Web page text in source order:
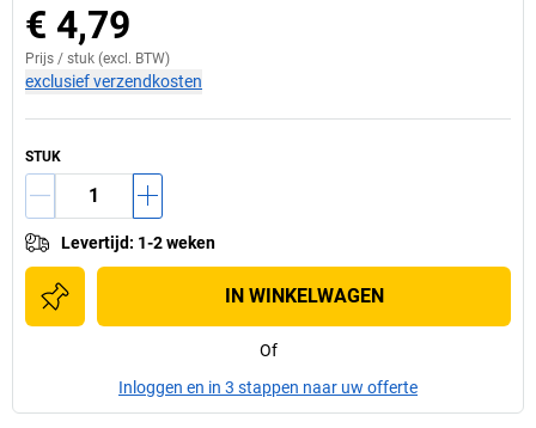
€ 4,79
Prijs / stuk (excl. BTW)
exclusief verzendkosten
STUK
Levertijd: 1-2 weken
IN WINKELWAGEN
Of
Inloggen en in 3 stappen naar uw offerte